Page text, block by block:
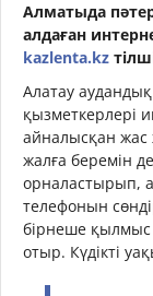
Алматыда
алдаған
kazlenta.kz
Алатау
қызметкерлері
айналысқан жас
жалға беремін
орналастырып,
телефонын
бірнеше
отыр. Күдікті